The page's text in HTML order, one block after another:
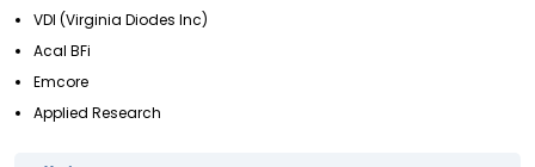
VDI (Virginia Diodes Inc)
Acal BFi
Emcore
Applied Research